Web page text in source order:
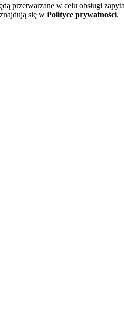
przetwarzane w celu obsługi
się w Polityce prywatności.